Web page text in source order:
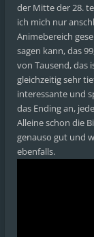
der Mitte der 28.
ich mich nur
Animebereich
sagen kann, das
von Tausend, das
gleichzeitig sehr
interessante und
das Ending an,
Alleine schon die
genauso gut und
ebenfalls.